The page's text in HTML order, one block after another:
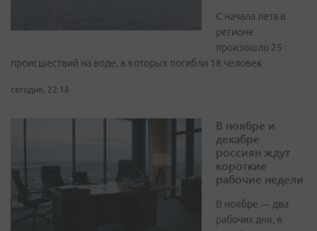
С начала лета в
регионе
произошло 25
происшествий на воде, в которых погибли 18 человек
сегодня, 22:18
В ноябре и
декабре
россиян ждут
короткие
рабочие недели
В ноябре — два
рабочих дня, в